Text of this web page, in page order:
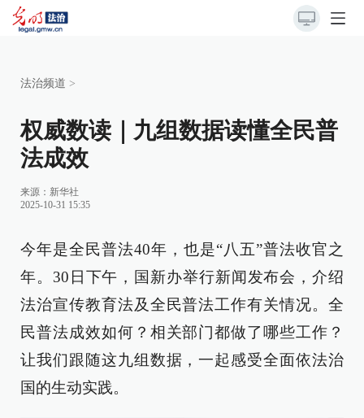
法治频道 >
权威数读｜九组数据读懂全民普
法成效
来源： 新华社
2025-10-31 15:35
今年是全民普法40年，也是“八五”普法收官之
年。30日下午，国新办举行新闻发布会，介绍
法治宣传教育法及全民普法工作有关情况。全
民普法成效如何？相关部门都做了哪些工作？
让我们跟随这九组数据，一起感受全面依法治
国的生动实践。